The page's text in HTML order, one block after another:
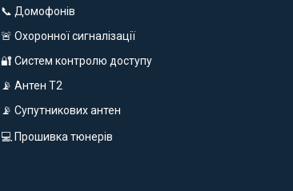
📞 Домофонів
🚨 Охоронної сигналізації
🔐 Систем контролю доступу
📡 Антен Т2
📡 Супутникових антен
💻 Прошивка тюнерів